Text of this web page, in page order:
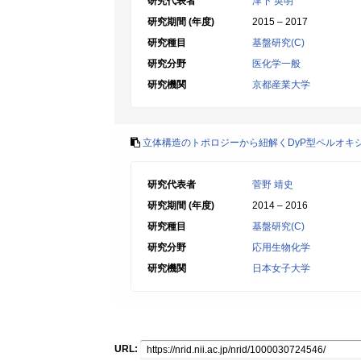
研究期間 (年度)
2015 – 2017
研究種目
基盤研究(C)
研究分野
医化学一般
研究機関
京都産業大学
立体構造のトポロジーから紐解くDyP型ペルオキ
研究代表者
菅野 靖史
研究期間 (年度)
2014 – 2016
研究種目
基盤研究(C)
研究分野
応用生物化学
研究機関
日本女子大学
URL: